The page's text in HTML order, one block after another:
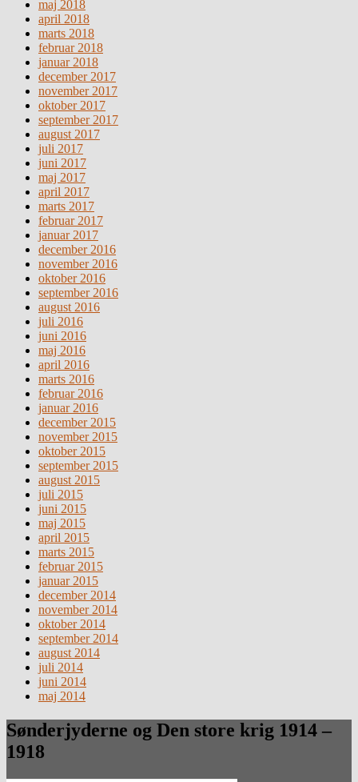
maj 2018
april 2018
marts 2018
februar 2018
januar 2018
december 2017
november 2017
oktober 2017
september 2017
august 2017
juli 2017
juni 2017
maj 2017
april 2017
marts 2017
februar 2017
januar 2017
december 2016
november 2016
oktober 2016
september 2016
august 2016
juli 2016
juni 2016
maj 2016
april 2016
marts 2016
februar 2016
januar 2016
december 2015
november 2015
oktober 2015
september 2015
august 2015
juli 2015
juni 2015
maj 2015
april 2015
marts 2015
februar 2015
januar 2015
december 2014
november 2014
oktober 2014
september 2014
august 2014
juli 2014
juni 2014
maj 2014
Sønderjyderne og Den store krig 1914 –
1918